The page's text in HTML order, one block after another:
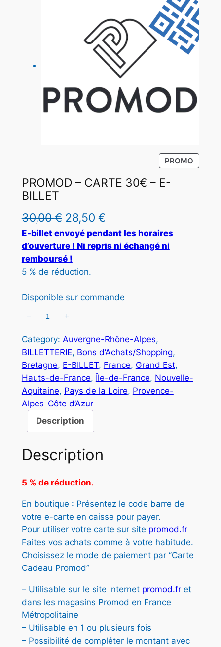
PROMO
R
PROMOD – CARTE 30€ – E-
BILLET
30,00€ L
e
p
r
x
i
n
i
t
i
a
l
t
t
:
3
,
0
0
28,50 €L
e
p
x
c
t
u
e
2
8
,
5
.
E-billet envoyé pendant les horaires
d’ouverture ! Ni repris ni échangé ni
remboursé !
5 % de réduction.
Disponible sur commande
a
n
t
i
t
é
e
R
M
D
–
C
A
R
T
E
3
0
€
–
− +
Category: Auvergne-Rhône-Alpes
BILLETTERIE, Bons d’Achats/Shopping
Bretagne, E-BILLET, France, Grand Est
Hauts-de-France, Île-de-France, Nouvelle-
Aquitaine, Pays de la Loire, Provence-
Alpes-Côte d’Azur
Description
Description
5 % de réduction.
En boutique : Présentez le code barre de
votre e-carte en caisse pour payer.
Pour utiliser votre carte sur site promod.fr
Faites vos achats comme à votre habitude.
Choisissez le mode de paiement par ‘’Carte
Cadeau Promod’’
– Utilisable sur le site internet promod.fret
dans les magasins Promod en France
Métropolitaine
– Utilisable en 1 ou plusieurs fois
– Possibilité de compléter le montant avec